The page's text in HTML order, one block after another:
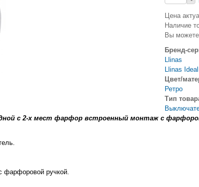
Цена
Наличие
Вы
Бренд-
Llinas
Llinas
Цвет/
Ретро
Тип
с 2-х мест фарфор встроенный монтаж с
фарфоровой ручкой.